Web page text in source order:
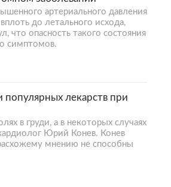
артериального давления
до летального исхода,
что опасность такого состояния
симптомов.
лекарств при
в груди, а в некоторых случаях
Юрий Конев. Конев
мнению не способны